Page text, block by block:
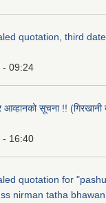
quotation, third
- 09:24
आव्हानको सूचना !! (गिरखानी
- 16:40
quotation for
nirman tatha